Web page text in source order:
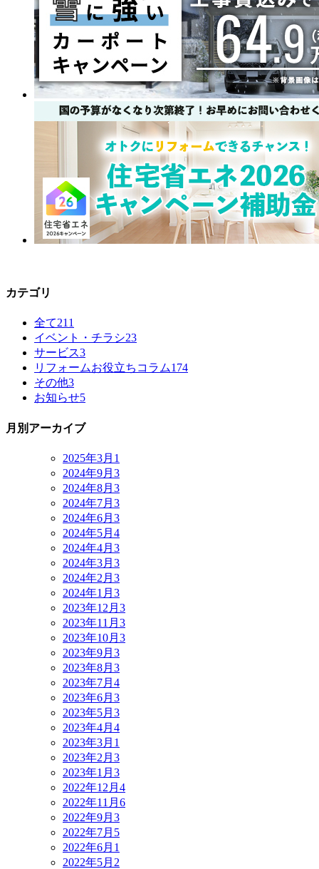
カテゴリ
全て211
イベント・チラシ23
サービス3
リフォームお役立ちコラム174
その他3
お知らせ5
月別アーカイブ
2025年3月 1
2024年9月 3
2024年8月 3
2024年7月 3
2024年6月 3
2024年5月 4
2024年4月 3
2024年3月 3
2024年2月 3
2024年1月 3
2023年12月 3
2023年11月 3
2023年10月 3
2023年9月 3
2023年8月 3
2023年7月 4
2023年6月 3
2023年5月 3
2023年4月 4
2023年3月 1
2023年2月 3
2023年1月 3
2022年12月 4
2022年11月 6
2022年9月 3
2022年7月 5
2022年6月 1
2022年5月 2